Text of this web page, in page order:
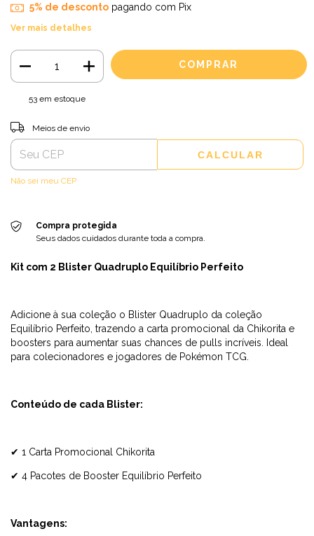
5% de descontopagando com Pix
Ver mais detalhes
53em estoque
Entregas para o CEP:
Meios de envio
CALCULAR
Não sei meu CEP
Compra protegida
Seus dados cuidados durante toda a compra.
Kit com 2 Blister Quadruplo Equilíbrio Perfeito
Adicione à sua coleção o Blister Quadruplo da coleção
Equilíbrio Perfeito, trazendo a carta promocional da Chikorita e
boosters para aumentar suas chances de pulls incríveis. Ideal
para colecionadores e jogadores de Pokémon TCG.
Conteúdo de cada Blister:
✔ 1 Carta Promocional Chikorita
✔ 4 Pacotes de Booster Equilíbrio Perfeito
Vantagens: